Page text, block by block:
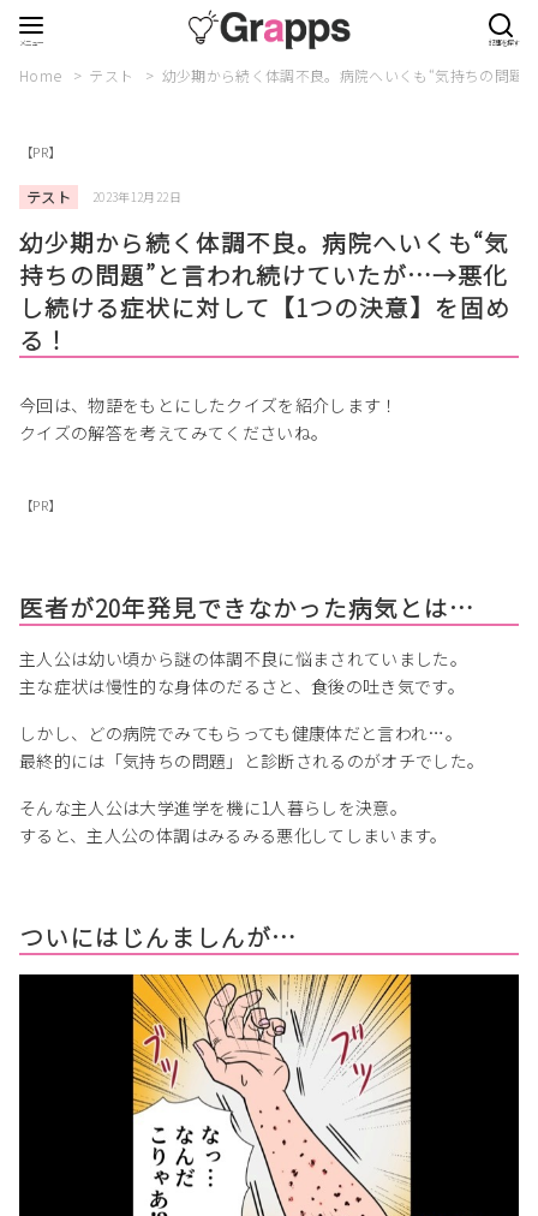
Home テスト 幼少期から続く体調不良。病院へいくも“気持ちの問
【PR】
テスト 2023年12月22日
幼少期から続く体調不良。病院へいくも“気
持ちの問題”と言われ続けていたが…→悪化
し続ける症状に対して【1つの決意】を固め
る！
今回は、物語をもとにしたクイズを紹介します！
クイズの解答を考えてみてくださいね。
【PR】
医者が20年発見できなかった病気とは…
主人公は幼い頃から謎の体調不良に悩まされていました。
主な症状は慢性的な身体のだるさと、食後の吐き気です。
しかし、どの病院でみてもらっても健康体だと言われ…。
最終的には「気持ちの問題」と診断されるのがオチでした。
そんな主人公は大学進学を機に1人暮らしを決意。
すると、主人公の体調はみるみる悪化してしまいます。
ついにはじんましんが…